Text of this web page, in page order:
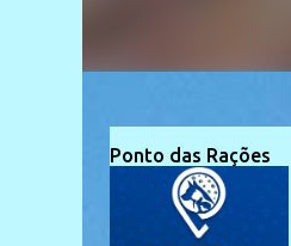
Ponto das Rações